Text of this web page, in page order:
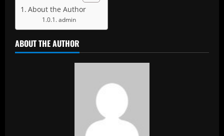
About the Author
admin
ABOUT THE AUTHOR